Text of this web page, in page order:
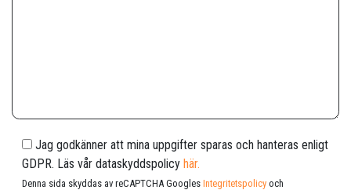
Jag godkänner att mina uppgifter sparas och hanteras enligt
GDPR. Läs vår dataskyddspolicyhär.
Denna sida skyddas av reCAPTCHA GooglesIntegritetspolicy och